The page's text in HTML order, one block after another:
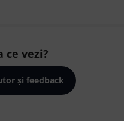
ce vezi?
și feedback